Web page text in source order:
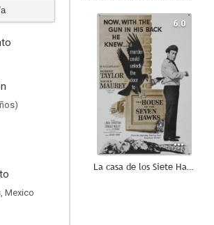
Mexico
6.0
La casa de los Siete Halcones